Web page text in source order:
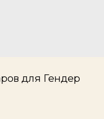
для Гендер